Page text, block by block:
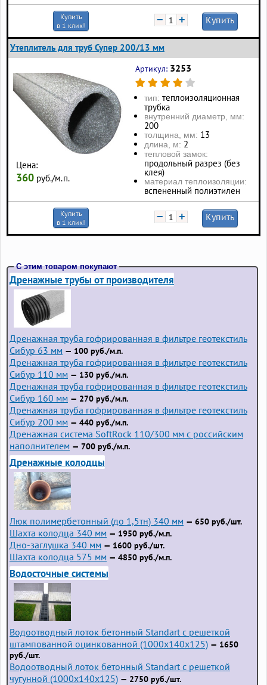
Купить
в 1 клик!
− + Купить
Утеплитель для труб Супер 200/13 мм
Цена:
360 руб./м.п.
Артикул: 3253
тип: теплоизоляционная
трубка
внутренний диаметр, мм:
200
толщина, мм: 13
длина, м: 2
тепловой замок:
продольный разрез (без
клея)
материал теплоизоляции:
вспененный полиэтилен
Купить
в 1 клик!
− + Купить
С этим товаром покупают
Дренажные трубы от производителя
Дренажная труба гофрированная в фильтре геотекстиль
Сибур 63 мм — 100 руб./м.п.
Дренажная труба гофрированная в фильтре геотекстиль
Сибур 110 мм — 130 руб./м.п.
Дренажная труба гофрированная в фильтре геотекстиль
Сибур 160 мм — 270 руб./м.п.
Дренажная труба гофрированная в фильтре геотекстиль
Сибур 200 мм — 440 руб./м.п.
Дренажная система SoftRock 110/300 мм с российским
наполнителем — 700 руб./м.п.
Дренажные колодцы
Люк полимербетонный (до 1,5тн) 340 мм — 650 руб./шт.
Шахта колодца 340 мм — 1950 руб./м.п.
Дно-заглушка 340 мм — 1600 руб./шт.
Шахта колодца 575 мм — 4850 руб./м.п.
Водосточные системы
Водоотводный лоток бетонный Standart с решеткой
штампованной оцинкованной (1000x140x125) — 1650
руб./шт.
Водоотводный лоток бетонный Standart с решеткой
чугунной (1000x140x125) — 2750 руб./шт.